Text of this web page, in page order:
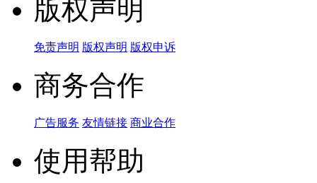
版权声明
免责声明 版权声明 版权申诉
商务合作
广告服务 友情链接 商业合作
使用帮助